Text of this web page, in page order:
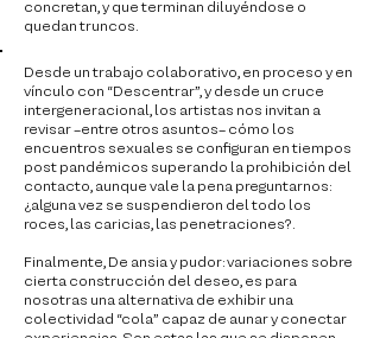
concretan, y que terminan diluyéndose o
quedan truncos.
Desde un trabajo colaborativo, en proceso y en
vínculo con “Descentrar”, y desde un cruce
intergeneracional, los artistas nos invitan a
revisar –entre otros asuntos– cómo los
encuentros sexuales se configuran en tiempos
post pandémicos superando la prohibición del
contacto, aunque vale la pena preguntarnos:
¿alguna vez se suspendieron del todo los
roces, las caricias, las penetraciones?.
Finalmente, De ansia y pudor: variaciones sobre
cierta construcción del deseo, es para
nosotras una alternativa de exhibir una
colectividad “cola” capaz de aunar y conectar